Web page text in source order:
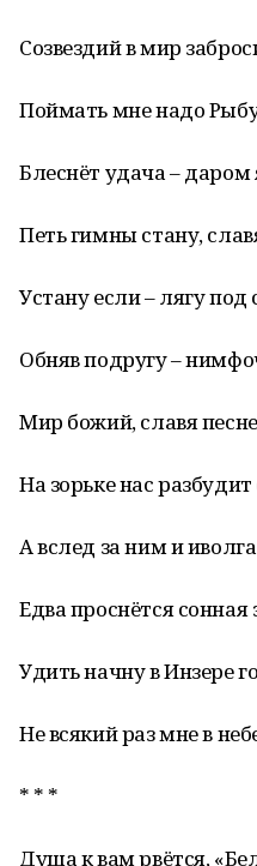
Созвездий в мир
Поймать мне надо
Блеснёт удача – даром
Петь гимны стану,
Устану если – лягу под
Обняв подругу –
Мир божий, славя
На зорьке нас разбудит
А вслед за ним и
Едва проснётся сонная
Удить начну в Инзере
Не всякий раз мне в
* * *
Душа к вам рвётся,